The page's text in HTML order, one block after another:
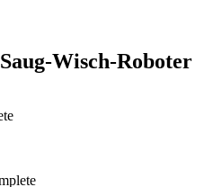
Wisch-Roboter